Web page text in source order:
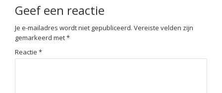
Geef een reactie
Je e-mailadres wordt niet gepubliceerd. Vereiste velden zijn
gemarkeerd met*
Reactie *